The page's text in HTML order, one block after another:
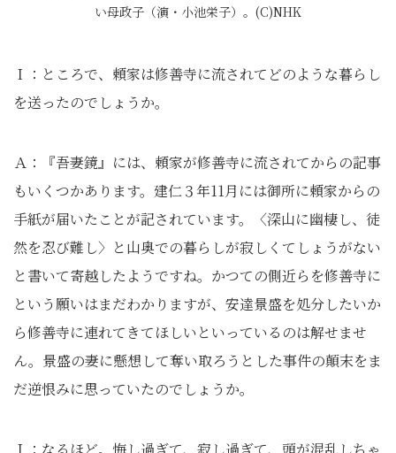
い母政子（演・小池栄子）。(C)NHK
Ｉ：ところで、頼家は修善寺に流されてどのような暮らし
を送ったのでしょうか。
Ａ：『吾妻鏡』には、頼家が修善寺に流されてからの記事
もいくつかあります。建仁３年11月には御所に頼家からの
手紙が届いたことが記されています。〈深山に幽棲し、徒
然を忍び難し〉と山奥での暮らしが寂しくてしょうがない
と書いて寄越したようですね。かつての側近らを修善寺に
という願いはまだわかりますが、安達景盛を処分したいか
ら修善寺に連れてきてほしいといっているのは解せませ
ん。景盛の妻に懸想して奪い取ろうとした事件の顛末をま
だ逆恨みに思っていたのでしょうか。